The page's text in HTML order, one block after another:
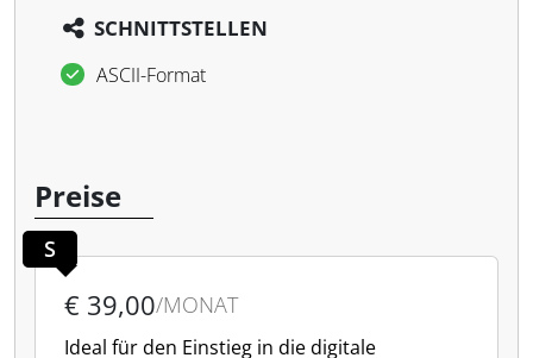
SCHNITTSTELLEN
ASCII-Format
Preise
S
€ 39,00/MONAT
Ideal für den Einstieg in die digitale